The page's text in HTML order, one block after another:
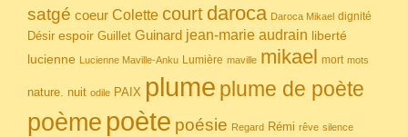
satgé coeur Colette court daroca Daroca Mikael dignité
Désir espoir Guillet Guinard jean-marie audrain liberté
lucienne Lucienne Maville-Anku Lumière maville mikael mort mots
nature. nuit odile PAIX plume plume de poète
poème poète poésie Regard Rémi rêve silence